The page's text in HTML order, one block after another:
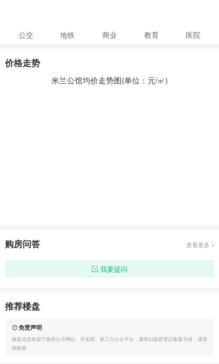
公交 地铁 商业 教育 医院
价格走势
米兰公馆均价走势图(单位：元/㎡)
购房问答 查看更多
我要提问
推荐楼盘
免责声明
楼盘信息来源于政府公示网站、开发商、第三方公众平台，最终以政府登记备案为准，请谨
慎核查。